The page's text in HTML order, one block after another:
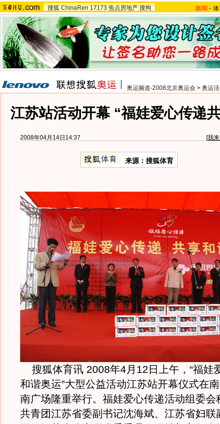
搜狐 ChinaRen 17173 焦点房地产 搜狗 新闻 -
奥运频道-2008北京奥运会 > 奥运
江苏站活动开幕 “福娃爱心传递
2008年04月14日14:37 [我
来源：搜狐体育
搜狐体育讯 2008年4月12日上午，“福娃
和谐奥运”大型公益活动江苏站开幕仪式在
南广场隆重举行。福娃爱心传递活动组委会
共青团江苏省委副书记沈海斌、江苏省妇联